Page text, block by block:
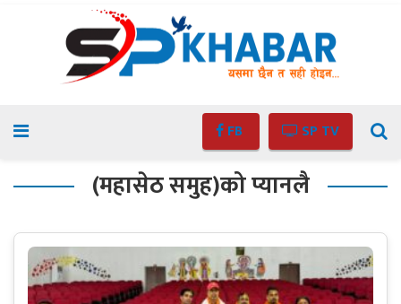
FB SP TV
(महासेठ समुह)को प्यानलै